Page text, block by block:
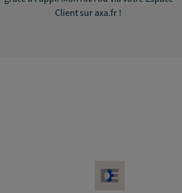
Client sur axa.fr !